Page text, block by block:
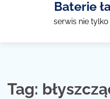
Baterie
serwis nie
Tag: